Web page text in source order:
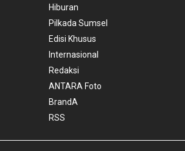
Hiburan
Pilkada Sumsel
Edisi Khusus
Internasional
Redaksi
ANTARA Foto
BrandA
RSS